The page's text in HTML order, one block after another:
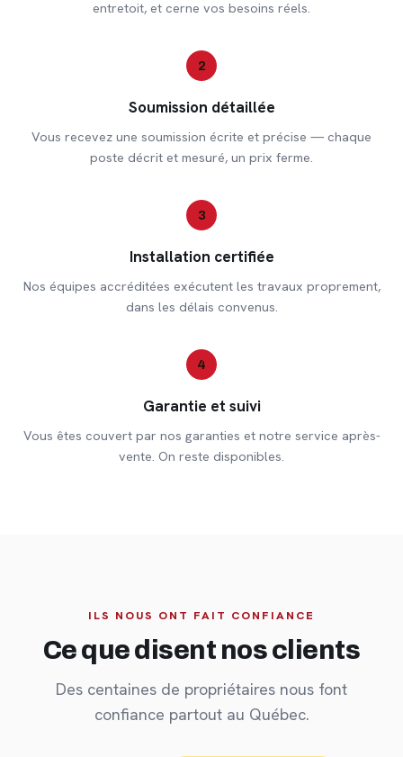
entretoit, et cerne vos besoins réels.
2
Soumission détaillée
Vous recevez une soumission écrite et précise — chaque
poste décrit et mesuré, un prix ferme.
3
Installation certifiée
Nos équipes accréditées exécutent les travaux proprement,
dans les délais convenus.
4
Garantie et suivi
Vous êtes couvert par nos garanties et notre service après-
vente. On reste disponibles.
ILS NOUS ONT FAIT CONFIANCE
Ce que disent nos clients
Des centaines de propriétaires nous font
confiance partout au Québec.